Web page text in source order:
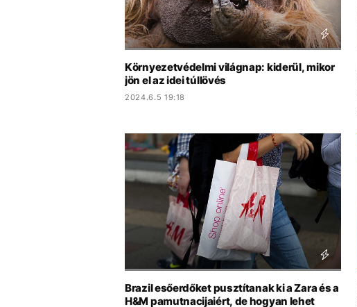
Környezetvédelmi világnap: kiderül, mikor
jön el az idei túllövés
2024.6.5 19:18
Brazil esőerdőket pusztítanak ki a Zara és a
H&M pamutnacijaiért, de hogyan lehet